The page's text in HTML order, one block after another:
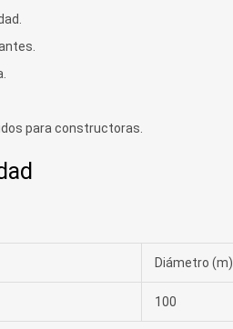
para constructoras.
Diámetro (m)
100